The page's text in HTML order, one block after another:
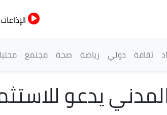
الإذاعات
ثقافة دولي رياضة صحة مجتمع
يدعو